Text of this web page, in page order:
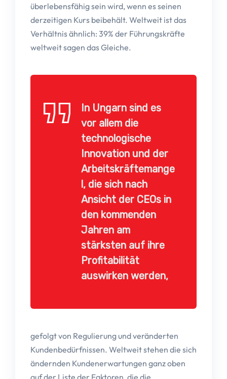
überlebensfähig sein wird, wenn es seinen
derzeitigen Kurs beibehält. Weltweit ist das
Verhältnis ähnlich: 39% der Führungskräfte
weltweit sagen das Gleiche.
In Ungarn sind es
vor allem die
technologische
Innovation und der
Arbeitskräftemange
l, die sich nach
Ansicht der CEOs in
den kommenden
Jahren am
stärksten auf ihre
Profitabilität
auswirken werden,
gefolgt von Regulierung und veränderten
Kundenbedürfnissen. Weltweit stehen die sich
ändernden Kundenerwartungen ganz oben
auf der Liste der Faktoren, die die